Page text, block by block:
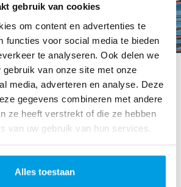
gebruik van cookies
om content en advertenties te
functies voor social media te bieden
te analyseren. Ook delen we
gebruik van onze site met onze
media, adverteren en analyse. Deze
gegevens combineren met andere
ze heeft verstrekt of die ze hebben
van uw gebruik van hun services.
Alles toestaan
K
o
m
ct
Onderzoek
Onderzoek
onderzoeken